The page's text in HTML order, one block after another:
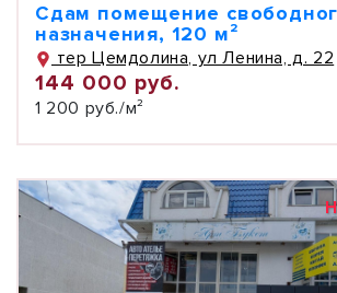
Сдам помещение
назначения, 120 м²
тер Цемдолина, ул Ленина, д. 22
144 000 руб.
1 200 руб./м²